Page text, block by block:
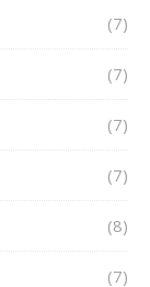
(7)
(7)
(7)
(7)
(8)
(7)